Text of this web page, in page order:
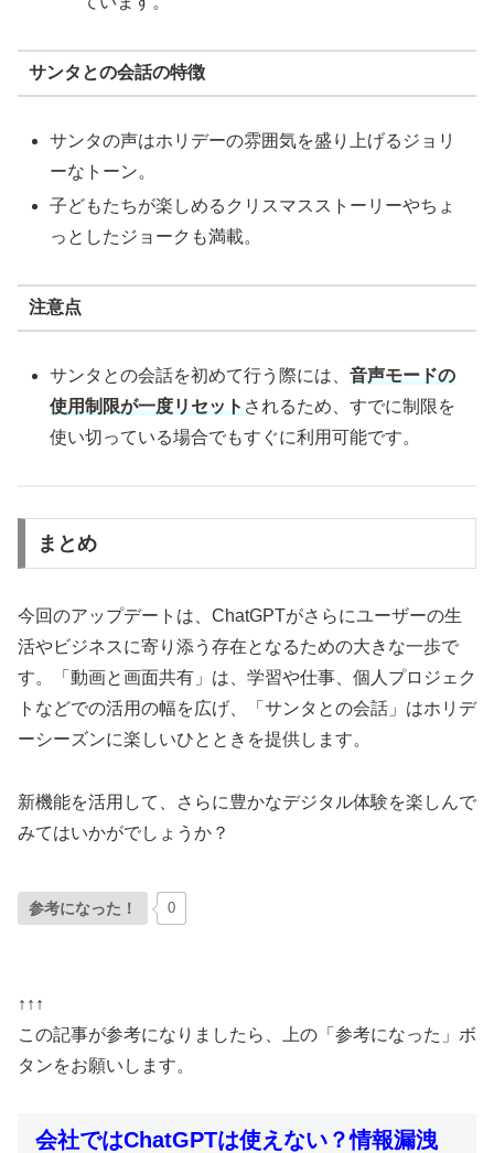
サンタとの会話の特徴
サンタの声はホリデーの雰囲気を盛り上げるジョリ
ーなトーン。
子どもたちが楽しめるクリスマスストーリーやちょ
っとしたジョークも満載。
注意点
サンタとの会話を初めて行う際には、音声モードの
使用制限が一度リセット されるため、すでに制限を
使い切っている場合でもすぐに利用可能です。
まとめ
今回のアップデートは、ChatGPTがさらにユーザーの生
活やビジネスに寄り添う存在となるための大きな一歩で
す。「動画と画面共有」は、学習や仕事、個人プロジェク
トなどでの活用の幅を広げ、「サンタとの会話」はホリデ
ーシーズンに楽しいひとときを提供します。
新機能を活用して、さらに豊かなデジタル体験を楽しんで
みてはいかがでしょうか？
参考になった！ 0
↑↑↑
この記事が参考になりましたら、上の「参考になった」ボ
タンをお願いします。
会社ではChatGPTは使えない？情報漏洩